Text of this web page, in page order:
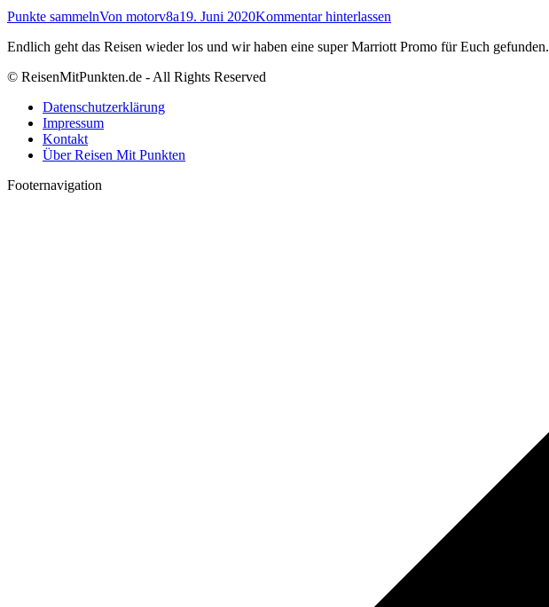
Punkte sammelnVon motorv8a19. Juni 2020Kommentar hinterlassen
Endlich geht das Reisen wieder los und wir haben eine super Marriott Promo für Euch gefunden.
© ReisenMitPunkten.de - All Rights Reserved
Datenschutzerklärung
Impressum
Kontakt
Über Reisen Mit Punkten
Footernavigation